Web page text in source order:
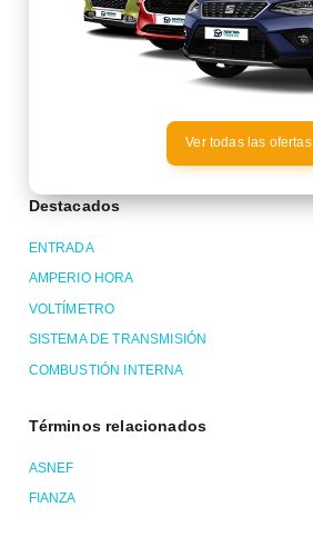
Ver todas las ofertas
Destacados
ENTRADA
AMPERIO HORA
VOLTÍMETRO
SISTEMA DE TRANSMISIÓN
COMBUSTIÓN INTERNA
Términos relacionados
ASNEF
FIANZA